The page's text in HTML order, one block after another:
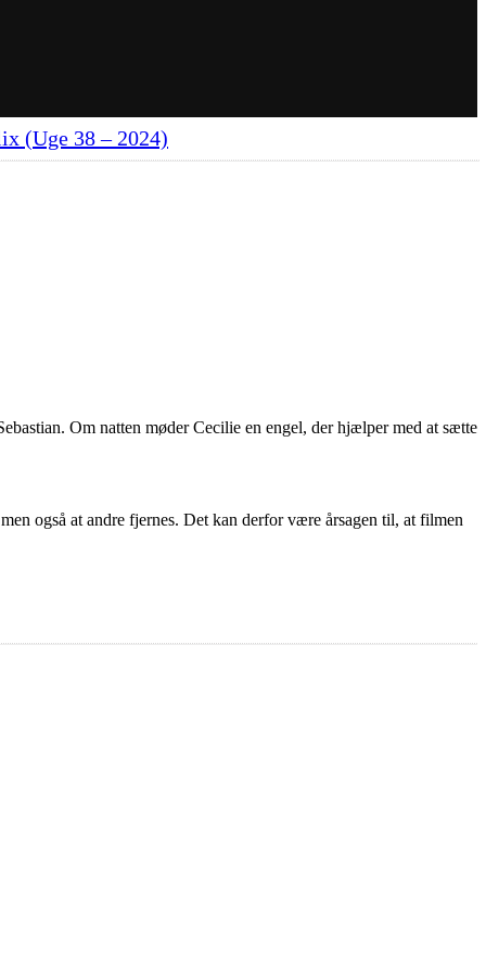
(Uge 38 – 2024)
Om natten møder Cecilie en engel, der hjælper med at sætte
også at andre fjernes. Det kan derfor være årsagen til, at filmen